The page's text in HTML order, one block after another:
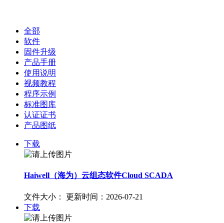
全部
软件
固件升级
产品手册
使用说明
视频教程
程序示例
标准图库
认证证书
产品图纸
下载
Haiwell（海为）云组态软件Cloud SCADA
文件大小：
更新时间：2026-07-21
下载